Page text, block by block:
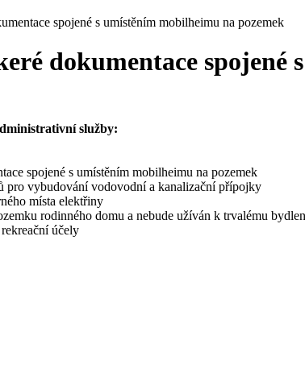
spojené s umístěním mobilheimu na pozemek
dokumentace
služby:
spojené s umístěním mobilheimu na pozemek
pro vybudování vodovodní a kanalizační přípojky
místa elektřiny
rodinného domu a nebude užíván k trvalému
účely